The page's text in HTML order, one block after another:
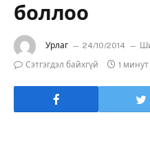
боллоо
Урлаг 24/10/2014
Сэтгэгдэл байхгүй
1